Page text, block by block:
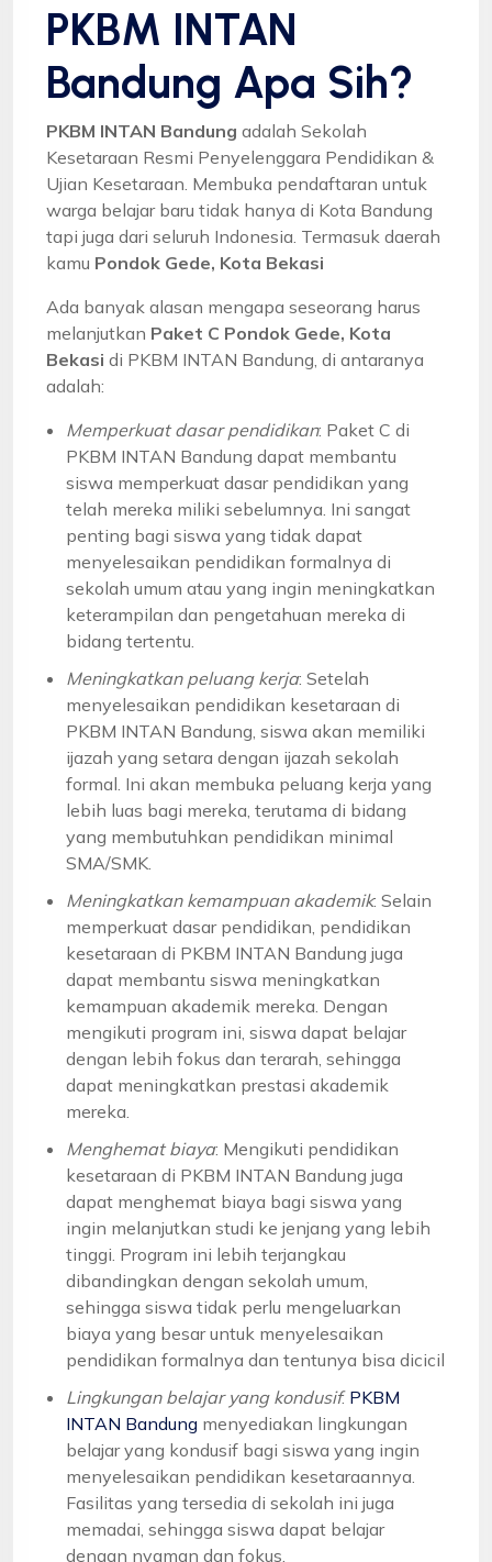
PKBM INTAN
Bandung Apa Sih?
PKBM INTAN Bandung adalah Sekolah
Kesetaraan Resmi Penyelenggara Pendidikan &
Ujian Kesetaraan. Membuka pendaftaran untuk
warga belajar baru tidak hanya di Kota Bandung
tapi juga dari seluruh Indonesia. Termasuk daerah
kamu Pondok Gede, Kota Bekasi
Ada banyak alasan mengapa seseorang harus
melanjutkan Paket C Pondok Gede, Kota
Bekasi di PKBM INTAN Bandung, di antaranya
adalah:
Memperkuat dasar pendidikan: Paket C di
PKBM INTAN Bandung dapat membantu
siswa memperkuat dasar pendidikan yang
telah mereka miliki sebelumnya. Ini sangat
penting bagi siswa yang tidak dapat
menyelesaikan pendidikan formalnya di
sekolah umum atau yang ingin meningkatkan
keterampilan dan pengetahuan mereka di
bidang tertentu.
Meningkatkan peluang kerja: Setelah
menyelesaikan pendidikan kesetaraan di
PKBM INTAN Bandung, siswa akan memiliki
ijazah yang setara dengan ijazah sekolah
formal. Ini akan membuka peluang kerja yang
lebih luas bagi mereka, terutama di bidang
yang membutuhkan pendidikan minimal
SMA/SMK.
Meningkatkan kemampuan akademik: Selain
memperkuat dasar pendidikan, pendidikan
kesetaraan di PKBM INTAN Bandung juga
dapat membantu siswa meningkatkan
kemampuan akademik mereka. Dengan
mengikuti program ini, siswa dapat belajar
dengan lebih fokus dan terarah, sehingga
dapat meningkatkan prestasi akademik
mereka.
Menghemat biaya: Mengikuti pendidikan
kesetaraan di PKBM INTAN Bandung juga
dapat menghemat biaya bagi siswa yang
ingin melanjutkan studi ke jenjang yang lebih
tinggi. Program ini lebih terjangkau
dibandingkan dengan sekolah umum,
sehingga siswa tidak perlu mengeluarkan
biaya yang besar untuk menyelesaikan
pendidikan formalnya dan tentunya bisa dicicil
Lingkungan belajar yang kondusif: PKBM
INTAN Bandung menyediakan lingkungan
belajar yang kondusif bagi siswa yang ingin
menyelesaikan pendidikan kesetaraannya.
Fasilitas yang tersedia di sekolah ini juga
memadai, sehingga siswa dapat belajar
dengan nyaman dan fokus.